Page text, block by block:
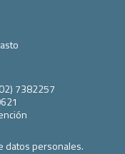
7382257
datos personales.